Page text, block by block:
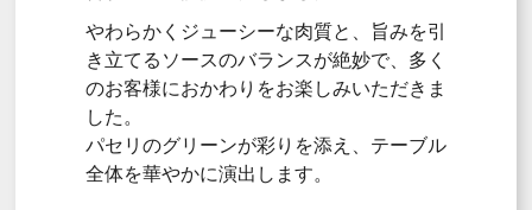
やわらかくジューシーな肉質と、旨みを引
き立てるソースのバランスが絶妙で、多く
のお客様におかわりをお楽しみいただきま
した。
パセリのグリーンが彩りを添え、テーブル
全体を華やかに演出します。